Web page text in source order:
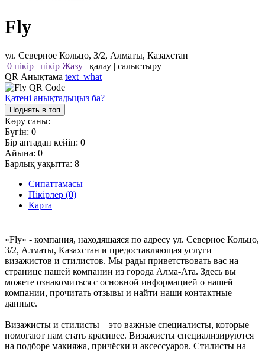
Fly
ул. Северное Кольцо, 3/2, Алматы, Казахстан
0 пікір | пікір Жазу | қалау | салыстыру
QR Анықтама text_what
Қатені анықтадыңыз ба?
Поднять в топ
Көру саны:
Бүгін: 0
Бір аптадан кейін: 0
Айына: 0
Барлық уақытта: 8
Сипаттамасы
Пікірлер (0)
Карта
«Fly» - компания, находящаяся по адресу ул. Северное Кольцо,
3/2, Алматы, Казахстан и предоставляющая услуги
визажистов и стилистов. Мы рады приветствовать вас на
странице нашей компании из города Алма-Ата. Здесь вы
можете ознакомиться с основной информацией о нашей
компании, прочитать отзывы и найти наши контактные
данные.
Визажисты и стилисты – это важные специалисты, которые
помогают нам стать красивее. Визажисты специализируются
на подборе макияжа, причёски и аксессуаров. Стилисты на